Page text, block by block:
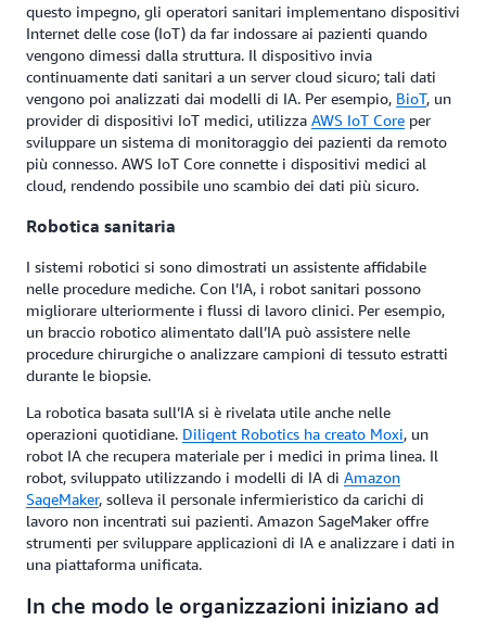
questo impegno, gli operatori sanitari implementano dispositivi
Internet delle cose (IoT) da far indossare ai pazienti quando
vengono dimessi dalla struttura. Il dispositivo invia
continuamente dati sanitari a un server cloud sicuro; tali dati
vengono poi analizzati dai modelli di IA. Per esempio, BioT, un
provider di dispositivi IoT medici, utilizza AWS IoT Core per
sviluppare un sistema di monitoraggio dei pazienti da remoto
più connesso. AWS IoT Core connette i dispositivi medici al
cloud, rendendo possibile uno scambio dei dati più sicuro.
Robotica sanitaria
I sistemi robotici si sono dimostrati un assistente affidabile
nelle procedure mediche. Con l’IA, i robot sanitari possono
migliorare ulteriormente i flussi di lavoro clinici. Per esempio,
un braccio robotico alimentato dall’IA può assistere nelle
procedure chirurgiche o analizzare campioni di tessuto estratti
durante le biopsie.
La robotica basata sull’IA si è rivelata utile anche nelle
operazioni quotidiane. Diligent Robotics ha creato Moxi, un
robot IA che recupera materiale per i medici in prima linea. Il
robot, sviluppato utilizzando i modelli di IA di Amazon
SageMaker, solleva il personale infermieristico da carichi di
lavoro non incentrati sui pazienti. Amazon SageMaker offre
strumenti per sviluppare applicazioni di IA e analizzare i dati in
una piattaforma unificata.
In che modo le organizzazioni iniziano ad